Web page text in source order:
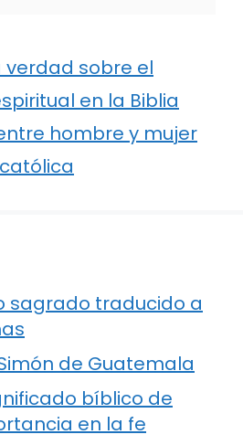
verdad sobre el
en la Biblia
hombre y mujer
sagrado traducido a
de Guatemala
bíblico de
en la fe